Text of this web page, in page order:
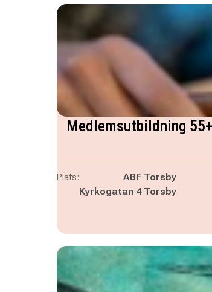
Medlemsutbildning
Plats:
ABF Torsby
Kyrkogatan 4 Torsby